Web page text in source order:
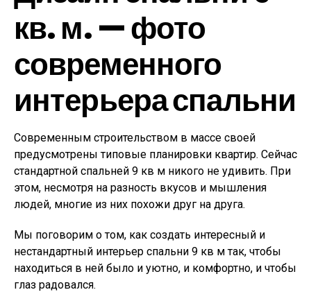
кв. м. — фото
современного
интерьера спальни
Современным строительством в массе своей
предусмотрены типовые планировки квартир. Сейчас
стандартной спальней 9 кв м никого не удивить. При
этом, несмотря на разность вкусов и мышления
людей, многие из них похожи друг на друга.
Мы поговорим о том, как создать интересный и
нестандартный интерьер спальни 9 кв м так, чтобы
находиться в ней было и уютно, и комфортно, и чтобы
глаз радовался.